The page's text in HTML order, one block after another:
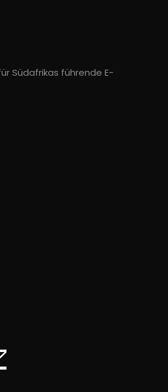
Südafrikas führende E-